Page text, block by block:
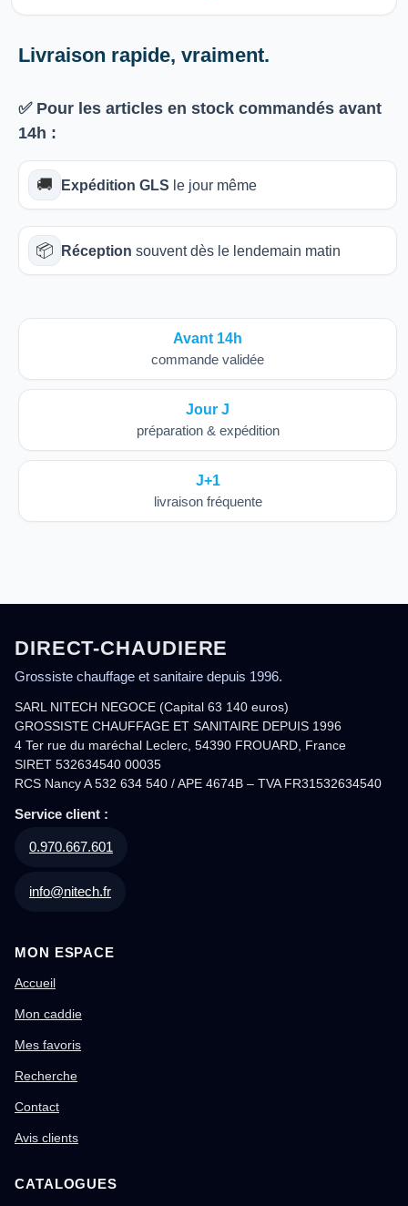
Livraison rapide, vraiment.
✅ Pour les articles en stock commandés avant
14h :
🚚 Expédition GLS le jour même
📦 Réception souvent dès le lendemain matin
Avant 14h
commande validée
Jour J
préparation & expédition
J+1
livraison fréquente
DIRECT-CHAUDIERE
Grossiste chauffage et sanitaire depuis 1996.
SARL NITECH NEGOCE (Capital 63 140 euros)
GROSSISTE CHAUFFAGE ET SANITAIRE DEPUIS 1996
4 Ter rue du maréchal Leclerc, 54390 FROUARD, France
SIRET 532634540 00035
RCS Nancy A 532 634 540 / APE 4674B – TVA FR31532634540
Service client :
0.970.667.601
info@nitech.fr
MON ESPACE
Accueil
Mon caddie
Mes favoris
Recherche
Contact
Avis clients
CATALOGUES